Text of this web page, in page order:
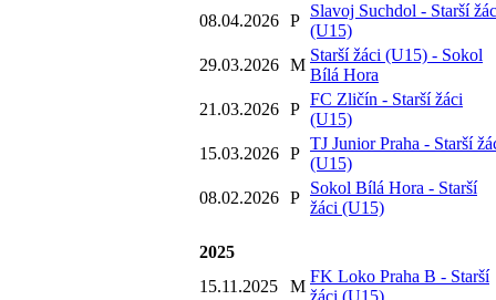
08.04.2026 P
Slavoj Suchdol - Starší
(U15)
29.03.2026 M
Starší žáci (U15) - Sokol
Bílá Hora
21.03.2026 P
FC Zličín - Starší žáci
(U15)
15.03.2026 P
TJ Junior Praha - Starší
(U15)
08.02.2026 P
Sokol Bílá Hora - Starší
žáci (U15)
2025
15.11.2025
M
FK Loko Praha B - Starší
žáci (U15)